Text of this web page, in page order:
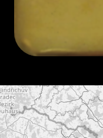
Karte überspringen